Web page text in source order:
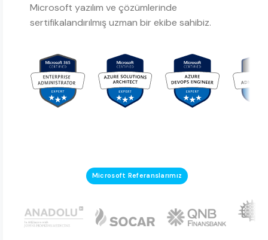
Microsoft yazılım ve çözümlerinde
sertifikalandırılmış uzman bir ekibe sahibiz.
Microsoft Referanslarımız